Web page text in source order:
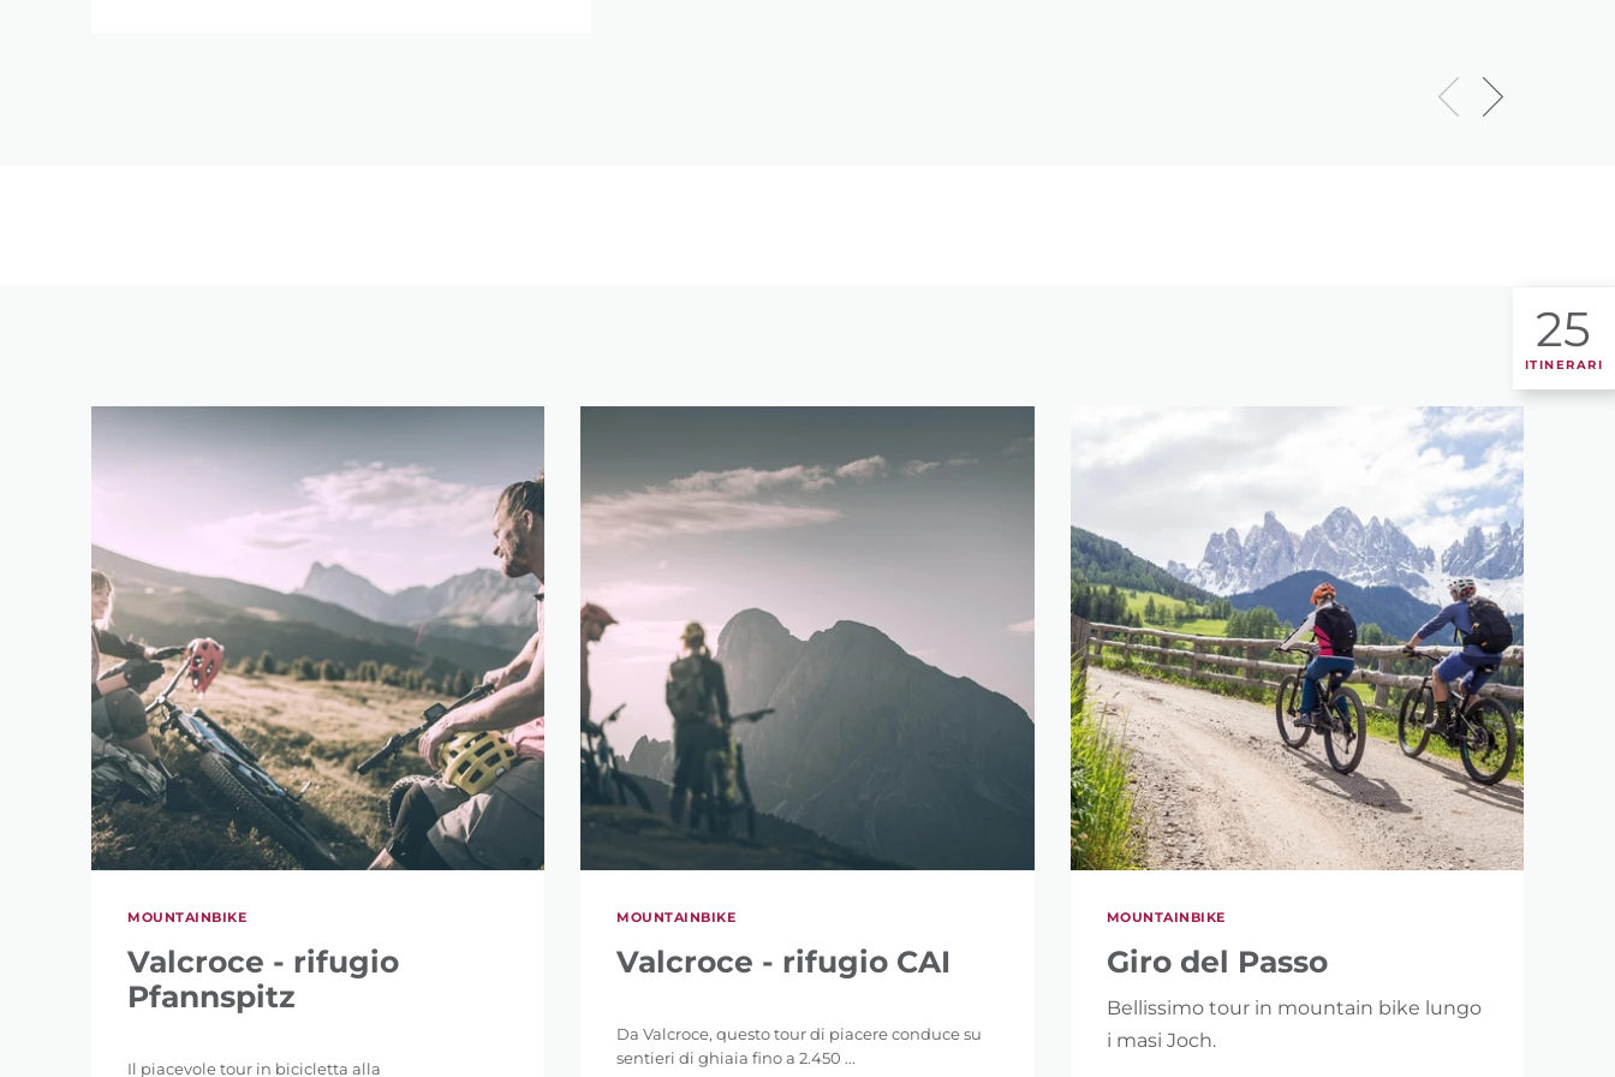
25
ITINERARI
MOUNTAINBIKE
Valcroce - rifugio
Pfannspitz
Il piacevole tour in bicicletta alla
MOUNTAINBIKE
Valcroce - rifugio CAI
Da Valcroce, questo tour di piacere conduce su
sentieri di ghiaia fino a 2.450 ...
MOUNTAINBIKE
Giro del Passo
Bellissimo tour in mountain bike lungo
i masi Joch.